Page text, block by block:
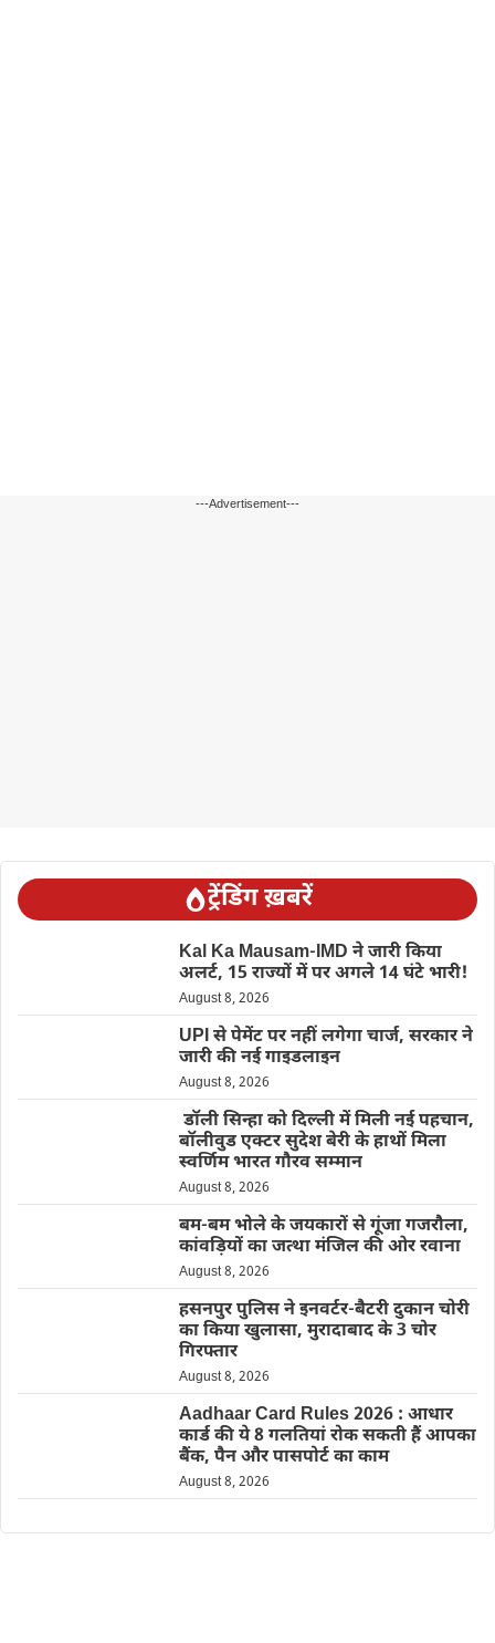
---Advertisement---
ट्रेंडिंग ख़बरें
Kal Ka Mausam-IMD ने जारी किया
अलर्ट, 15 राज्यों में पर अगले 14 घंटे भारी!
August 8, 2026
UPI से पेमेंट पर नहीं लगेगा चार्ज, सरकार ने
जारी की नई गाइडलाइन
August 8, 2026
डॉली सिन्हा को दिल्ली में मिली नई पहचान,
बॉलीवुड एक्टर सुदेश बेरी के हाथों मिला
स्वर्णिम भारत गौरव सम्मान
August 8, 2026
बम-बम भोले के जयकारों से गूंजा गजरौला,
कांवड़ियों का जत्था मंजिल की ओर रवाना
August 8, 2026
हसनपुर पुलिस ने इनवर्टर-बैटरी दुकान चोरी
का किया खुलासा, मुरादाबाद के 3 चोर
गिरफ्तार
August 8, 2026
Aadhaar Card Rules 2026 : आधार
कार्ड की ये 8 गलतियां रोक सकती हैं आपका
बैंक, पैन और पासपोर्ट का काम
August 8, 2026